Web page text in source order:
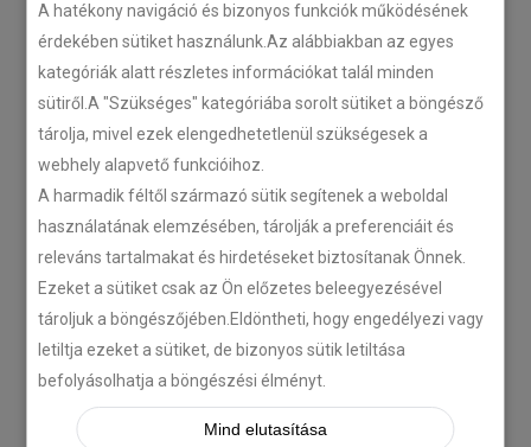
A hatékony navigáció és bizonyos funkciók működésének
érdekében sütiket használunk.Az alábbiakban az egyes
kategóriák alatt részletes információkat talál minden
sütiről.A "Szükséges" kategóriába sorolt sütiket a böngésző
tárolja, mivel ezek elengedhetetlenül szükségesek a
webhely alapvető funkcióihoz.
A harmadik féltől származó sütik segítenek a weboldal
használatának elemzésében, tárolják a preferenciáit és
releváns tartalmakat és hirdetéseket biztosítanak Önnek.
Ezeket a sütiket csak az Ön előzetes beleegyezésével
tároljuk a böngészőjében.Eldöntheti, hogy engedélyezi vagy
letiltja ezeket a sütiket, de bizonyos sütik letiltása
befolyásolhatja a böngészési élményt.
Mind elutasítása